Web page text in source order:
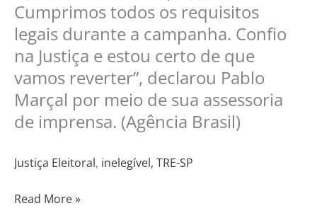
Cumprimos todos os requisitos
legais durante a campanha. Confio
na Justiça e estou certo de que
vamos reverter”, declarou Pablo
Marçal por meio de sua assessoria
de imprensa. (Agência Brasil)
Justiça Eleitoral, inelegível, TRE-SP
Read More »